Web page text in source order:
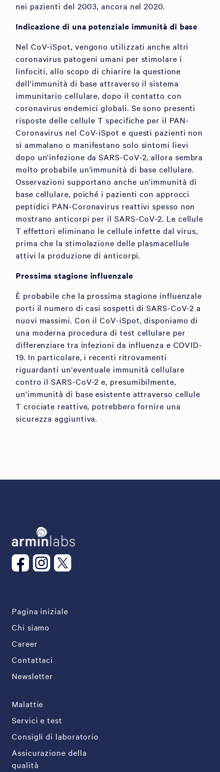
nei pazienti del 2003, ancora nel 2020.
Indicazione di una potenziale immunità di base
Nel CoV-iSpot, vengono utilizzati anche altri
coronavirus patogeni umani per stimolare i
linfociti, allo scopo di chiarire la questione
dell'immunità di base attraverso il sistema
immunitario cellulare, dopo il contatto con
coronavirus endemici globali. Se sono presenti
risposte delle cellule T specifiche per il PAN-
Coronavirus nel CoV-iSpot e questi pazienti non
si ammalano o manifestano solo sintomi lievi
dopo un'infezione da SARS-CoV-2, allora sembra
molto probabile un'immunità di base cellulare.
Osservazioni supportano anche un'immunità di
base cellulare, poiché i pazienti con approcci
peptidici PAN-Coronavirus reattivi spesso non
mostrano anticorpi per il SARS-CoV-2. Le cellule
T effettori eliminano le cellule infette dal virus,
prima che la stimolazione delle plasmacellule
attivi la produzione di anticorpi.
Prossima stagione influenzale
È probabile che la prossima stagione influenzale
porti il numero di casi sospetti di SARS-CoV-2 a
nuovi massimi. Con il CoV-iSpot, disponiamo di
una moderna procedura di test cellulare per
differenziare tra infezioni da influenza e COVID-
19. In particolare, i recenti ritrovamenti
riguardanti un'eventuale immunità cellulare
contro il SARS-CoV-2 e, presumibilmente,
un'immunità di base esistente attraverso cellule
T crociate reattive, potrebbero fornire una
sicurezza aggiuntiva.
Pagina iniziale
Chi siamo
Career
Contattaci
Newsletter
Malattie
Servici e test
Consigli di laboratorio
Assicurazione della
qualità